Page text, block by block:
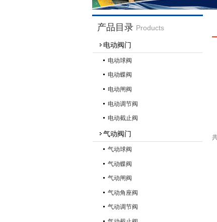
产品目录 Products
电动阀门
电动球阀
电动蝶阀
电动闸阀
电动调节阀
电动截止阀
气动阀门
气动球阀
气动蝶阀
气动闸阀
气动角座阀
气动调节阀